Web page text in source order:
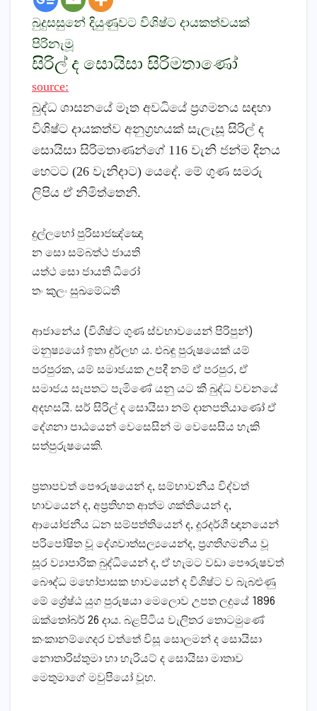
බුදුසසුනේ දියුණුවට විශිෂ්ට දායකත්වයක්‌
පිරිනැමූ
සිරිල් ද සොයිසා සිරිමතාණෝ
source:
බුද්ධ ශාසනයේ මෑත අවධියේ ප්‍රගමනය සඳහා
විශිෂ්ට දායකත්ව අනුග්‍රහයක්‌ සැලැසූ සිරිල් ද
සොයිසා සිරිමතාණන්ගේ 116 වැනි ජන්ම දිනය
හෙටට (26 වැනිදාට) යෙදේ. මේ ගුණ සමරු
ලිපිය ඒ නිමිත්තෙනි.
දුල්ලභෝ පුරිසාජඤ්ඤො
න සො සම්බත්ථ ජායති
යත්ථ සො ජායති ධීරෝ
තං කුලං සුඛමේධති
ආජානේය (විශිෂ්ට ගුණ ස්‌වභාවයෙන් පිරිපුන්)
මනුෂ්‍යයෝ ඉතා දුර්ලභ ය. එබඳු පුරුෂයෙක්‌ යම්
පරපුරක, යම් සමාජයක උපදී නම් ඒ පරපුර, ඒ
සමාජය සැපතට පැමිණේ යනු යට කී බුද්ධ වචනයේ
අදහසයි. සර් සිරිල් ද සොයිසා නම් දානපතියාණෝ ඒ
දේශනා පාඨයෙන් වෙසෙසින් ම වෙසෙසිය හැකි
සත්පුරුෂයෙකි.
ප්‍රතාපවත් පෞරුෂයෙන් ද, සම්භාවනීය විද්වත්
භාවයෙන් ද, අප්‍රතිහත ආත්ම ශක්‌තියෙන් ද,
ආයෝජනීය ධන සම්පත්තියෙන් ද, දූරදර්ශී ඥානයෙන්
පරිපෝෂිත වූ දේශවාත්සල්‍යයෙන්ද, ප්‍රගතිගමනීය වූ
සූර ව්‍යාපාරික බුද්ධියෙන් ද, ඒ හැමට වඩා පෞරුෂවත්
බෞද්ධ මහෝපාසක භාවයෙන් ද විශිෂ්ට ව බැබළුණු
මේ ශ්‍රේෂ්ඨ යුග පුරුෂයා මෙලොව උපත ලදුයේ 1896
ඔක්‌තෝබර් 26 දාය. බළපිටිය වැලිතර තොටමුණේ
කංකානම්ගෙදර වත්තේ විසූ සොලමන් ද සොයිසා
නොතාරිස්‌තුමා හා හැරියට්‌ ද සොයිසා මාතාව
මෙතුමාගේ මවුපියෝ වූහ.